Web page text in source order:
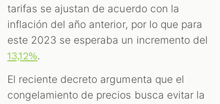
tarifas se ajustan de acuerdo con la
inflación del año anterior, por lo que para
este 2023 se esperaba un incremento del
13,12%.
El reciente decreto argumenta que el
congelamiento de precios busca evitar la